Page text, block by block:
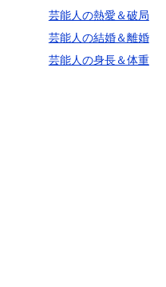
芸能人の熱愛＆破局
芸能人の結婚＆離婚
芸能人の身長＆体重